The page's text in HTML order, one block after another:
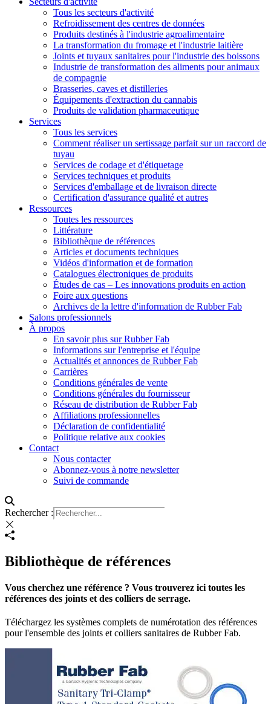
Tous les secteurs d'activité
Refroidissement des centres de données
Produits destinés à l'industrie agroalimentaire
La transformation du fromage et l'industrie laitière
Joints et tuyaux sanitaires pour l'industrie des boissons
Industrie de transformation des aliments pour animaux
de compagnie
Brasseries, caves et distilleries
Équipements d'extraction du cannabis
Produits de validation pharmaceutique
Services
Tous les services
Comment réaliser un sertissage parfait sur un raccord de
tuyau
Services de codage et d'étiquetage
Services techniques et produits
Services d'emballage et de livraison directe
Certification d'assurance qualité et autres
Ressources
Toutes les ressources
Littérature
Bibliothèque de références
Articles et documents techniques
Vidéos d'information et de formation
Catalogues électroniques de produits
Études de cas – Les innovations produits en action
Foire aux questions
Archives de la lettre d'information de Rubber Fab
Salons professionnels
À propos
En savoir plus sur Rubber Fab
Informations sur l'entreprise et l'équipe
Actualités et annonces de Rubber Fab
Carrières
Conditions générales de vente
Conditions générales du fournisseur
Réseau de distribution de Rubber Fab
Affiliations professionnelles
Déclaration de confidentialité
Politique relative aux cookies
Contact
Nous contacter
Abonnez-vous à notre newsletter
Suivi de commande
Rechercher :
Bibliothèque de références
Vous cherchez une référence ? Vous trouverez ici toutes les
références des joints et des colliers de serrage.
Téléchargez les systèmes complets de numérotation des références
pour l'ensemble des joints et colliers sanitaires de Rubber Fab.